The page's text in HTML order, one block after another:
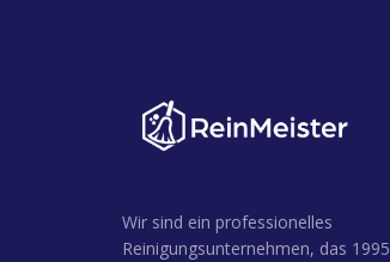
Wir sind ein professionelles
Reinigungsunternehmen, das 1995